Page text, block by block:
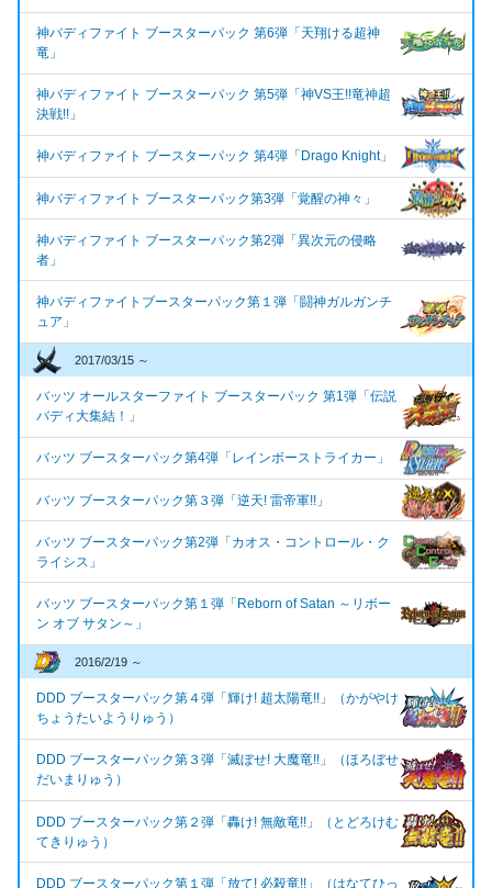
神バディファイト ブースターパック 第6弾「天翔ける超神
竜」
神バディファイト ブースターパック 第5弾「神VS王!!竜神超
決戦!!」
神バディファイト ブースターパック 第4弾「Drago Knight」
神バディファイト ブースターパック第3弾「覚醒の神々」
神バディファイト ブースターパック第2弾「異次元の侵略
者」
神バディファイトブースターパック第１弾「闘神ガルガンチ
ュア」
2017/03/15 ～
バッツ オールスターファイト ブースターパック 第1弾「伝説
バディ大集結！」
バッツ ブースターパック第4弾「レインボーストライカー」
バッツ ブースターパック第３弾「逆天! 雷帝軍!!」
バッツ ブースターパック第2弾「カオス・コントロール・ク
ライシス」
バッツ ブースターパック第１弾「Reborn of Satan ～リボー
ン オブ サタン～」
2016/2/19 ～
DDD ブースターパック第４弾「輝け! 超太陽竜!!」（かがやけ
ちょうたいようりゅう）
DDD ブースターパック第３弾「滅ぼせ! 大魔竜!!」（ほろぼせ
だいまりゅう）
DDD ブースターパック第２弾「轟け! 無敵竜!!」（とどろけむ
てきりゅう）
DDD ブースターパック第１弾「放て! 必殺竜!!」（はなてひっ